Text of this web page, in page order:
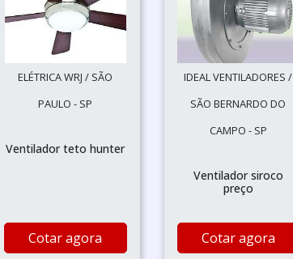
ELÉTRICA WRJ / SÃO
PAULO - SP
Ventilador teto hunter
Cotar agora
IDEAL VENTILADORES /
SÃO BERNARDO DO
CAMPO - SP
Ventilador siroco
preço
Cotar agora